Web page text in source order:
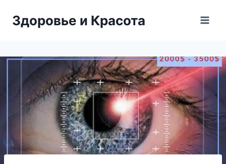
Здоровье и Красота